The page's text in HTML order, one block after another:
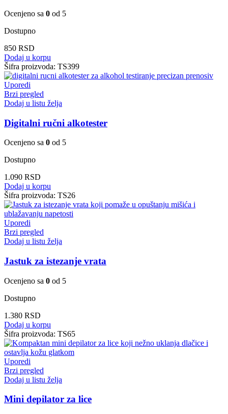
Ocenjeno sa 0 od 5
Dostupno
850 RSD
Dodaj u korpu
Šifra proizvoda: TS399
Uporedi
Brzi pregled
Dodaj u listu želja
Digitalni ručni alkotester
Ocenjeno sa 0 od 5
Dostupno
1.090 RSD
Dodaj u korpu
Šifra proizvoda: TS26
Uporedi
Brzi pregled
Dodaj u listu želja
Jastuk za istezanje vrata
Ocenjeno sa 0 od 5
Dostupno
1.380 RSD
Dodaj u korpu
Šifra proizvoda: TS65
Uporedi
Brzi pregled
Dodaj u listu želja
Mini depilator za lice